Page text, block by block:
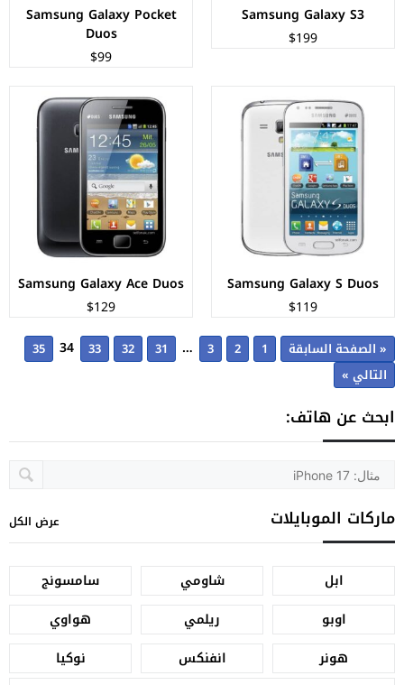
Samsung Galaxy S3
$199
Samsung Galaxy Pocket
Duos
$99
Samsung Galaxy S Duos
$119
Samsung Galaxy Ace Duos
$129
« الصفحة السابقة 1
2
3
…
31
32
33
34
35
التالي »
ابحث عن هاتف:
ماركات الموبايلات عرض الكل
ابل شاومي
سامسونج
اوبو
ريلمي
هواوي
هونر
انفنكس
نوكيا